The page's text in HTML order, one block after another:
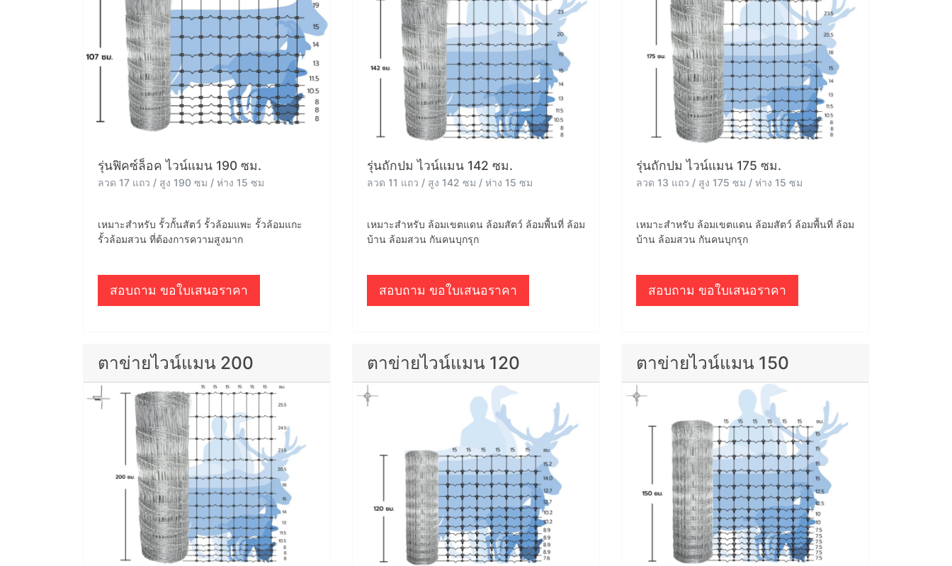
รุ่นฟิคซ์ล็อค ไวน์แมน 190 ซม.
ลวด 17 แถว / สูง 190 ซม / ห่าง 15 ซม
เหมาะสำหรับ รั้วกั้นสัตว์ รั้วล้อมแพะ รั้วล้อมแกะ
รั้วล้อมสวน ที่ต้องการความสูงมาก
สอบถาม ขอใบเสนอราคา
รุ่นถักปม ไวน์แมน 142 ซม.
ลวด 11 แถว / สูง 142 ซม / ห่าง 15 ซม
เหมาะสำหรับ ล้อมเขตแดน ล้อมสัตว์ ล้อมพื้นที่ ล้อม
บ้าน ล้อมสวน กันคนบุกรุก
สอบถาม ขอใบเสนอราคา
รุ่นถักปม ไวน์แมน 175 ซม.
ลวด 13 แถว / สูง 175 ซม / ห่าง 15 ซม
เหมาะสำหรับ ล้อมเขตแดน ล้อมสัตว์ ล้อมพื้นที่ ล้อม
บ้าน ล้อมสวน กันคนบุกรุก
สอบถาม ขอใบเสนอราคา
ตาข่ายไวน์แมน 200 ตาข่ายไวน์แมน 120 ตาข่ายไวน์แมน 150